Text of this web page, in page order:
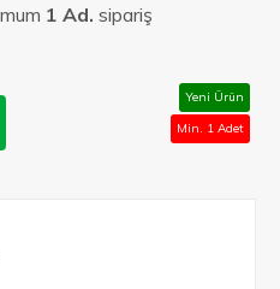
1 Ad. sipariş
Yeni Ürün
Min. 1 Adet